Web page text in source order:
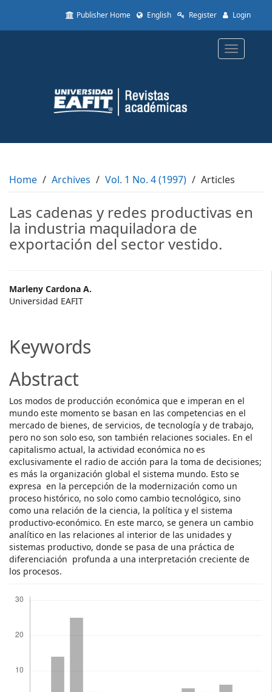
to
Content
Sidebar
Publisher Home English Register Login
Toggle
Home Archives Vol. 1 No. 4 (1997) Articles
Las cadenas y redes productivas en
la industria maquiladora de
exportación del sector vestido.
Main
Article
Marleny Cardona A.
Universidad EAFIT
Keywords
Abstract
Los modos de producción económica que e imperan en el
mundo este momento se basan en las competencias en el
mercado de bienes, de servicios, de tecnología y de trabajo,
pero no son solo eso, son también relaciones sociales. En el
capitalismo actual, la actividad económica no es
exclusivamente el radio de acción para la toma de decisiones;
es más la organización global el sistema mundo. Esto se
expresa en la percepción de la modernización como un
proceso histórico, no solo como cambio tecnológico, sino
como una relación de la ciencia, la política y el sistema
productivo-económico. En este marco, se genera un cambio
analítico en las relaciones al interior de las unidades y
sistemas productivo, donde se pasa de una práctica de
diferenciación profunda a una interpretación creciente de
los procesos.